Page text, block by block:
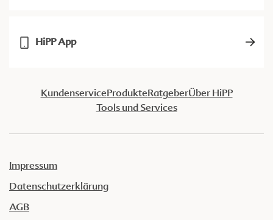
HiPP App
KundenserviceProdukteRatgeberÜber HiPP
Tools und Services
Impressum
Datenschutzerklärung
AGB